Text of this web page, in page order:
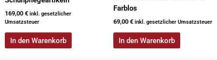
169,00 € inkl. gesetzlicher
Umsatzsteuer
In den Warenkorb
Farblos
69,00 € inkl. gesetzlicher Umsatzsteuer
In den Warenkorb